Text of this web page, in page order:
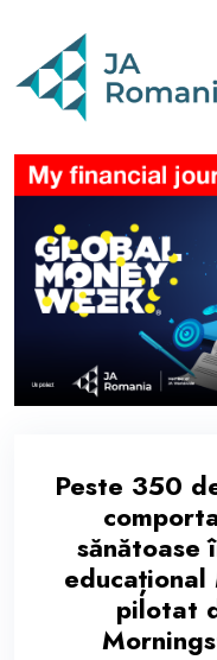
Peste 350
sănătoase
educațional
pilotat